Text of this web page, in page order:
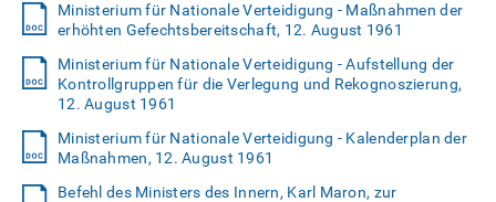
Ministerium für Nationale Verteidigung - Maßnahmen der
erhöhten Gefechtsbereitschaft, 12. August 1961
Ministerium für Nationale Verteidigung - Aufstellung der
Kontrollgruppen für die Verlegung und Rekognoszierung,
12. August 1961
Ministerium für Nationale Verteidigung - Kalenderplan der
Maßnahmen, 12. August 1961
Befehl des Ministers des Innern, Karl Maron, zur